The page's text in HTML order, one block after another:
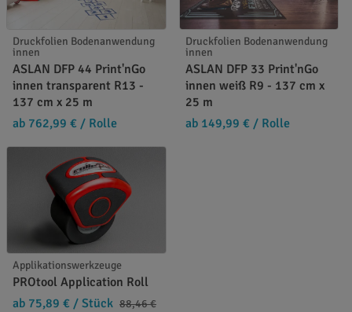
Druckfolien Bodenanwendung
innen
ASLAN DFP 44 Print'nGo
innen transparent R13 -
137 cm x 25 m
ab 762,99 € / Rolle
Druckfolien Bodenanwendung
innen
ASLAN DFP 33 Print'nGo
innen weiß R9 - 137 cm x
25 m
ab 149,99 € / Rolle
Applikationswerkzeuge
PROtool Application Roll
ab 75,89 € / Stück 88,46 €